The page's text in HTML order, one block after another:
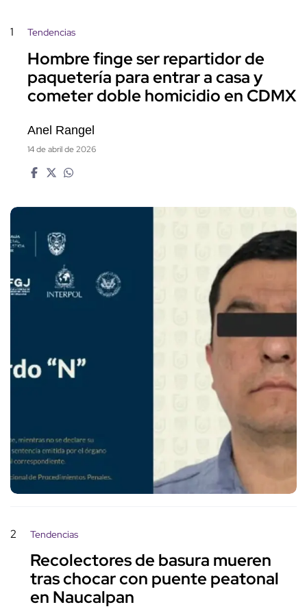
1 Tendencias
Hombre finge ser repartidor de
paquetería para entrar a casa y
cometer doble homicidio en CDMX
Anel Rangel
14 de abril de 2026
2 Tendencias
Recolectores de basura mueren
tras chocar con puente peatonal
en Naucalpan